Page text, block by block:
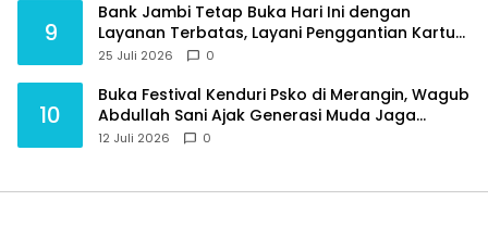
9
Bank Jambi Tetap Buka Hari Ini dengan
Layanan Terbatas, Layani Penggantian Kartu
ATM dan Perubahan PIN
25 Juli 2026 0
10
Buka Festival Kenduri Psko di Merangin, Wagub
Abdullah Sani Ajak Generasi Muda Jaga
Budaya dan Jauhi Narkoba
12 Juli 2026 0